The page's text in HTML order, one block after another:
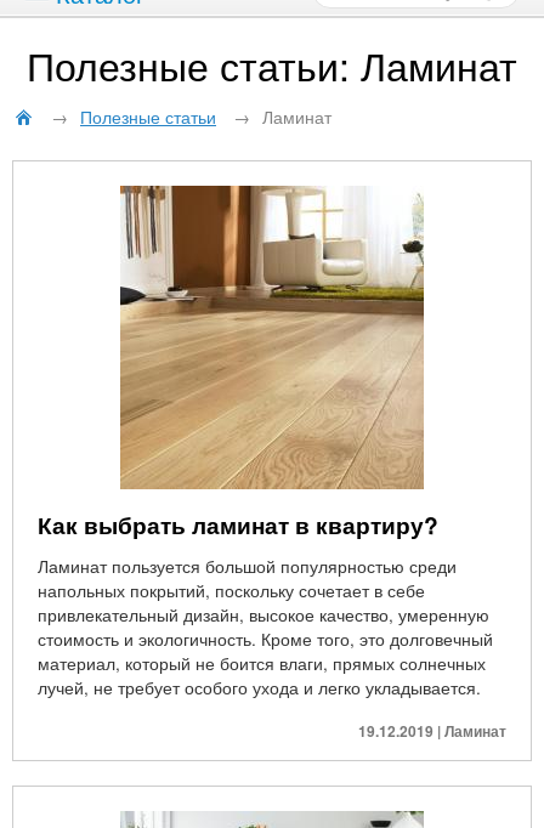
Полезные статьи: Ламинат
→ Полезные статьи → Ламинат
Как выбрать ламинат в квартиру?
Ламинат пользуется большой популярностью среди
напольных покрытий, поскольку сочетает в себе
привлекательный дизайн, высокое качество, умеренную
стоимость и экологичность. Кроме того, это долговечный
материал, который не боится влаги, прямых солнечных
лучей, не требует особого ухода и легко укладывается.
19.12.2019 | Ламинат